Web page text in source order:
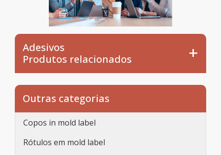
Adesivos
Produtos relacionados
Outras categorias
Copos in mold label
Rótulos em mold label